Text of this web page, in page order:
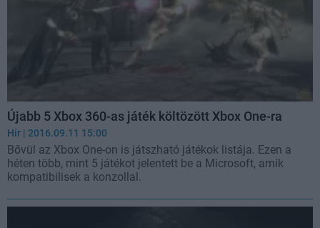
Újabb 5 Xbox 360-as játék költözött Xbox One-ra
Hír | 2016.09.11 15:00
Bővül az Xbox One-on is játszható játékok listája. Ezen a
héten több, mint 5 játékot jelentett be a Microsoft, amik
kompatibilisek a konzollal.